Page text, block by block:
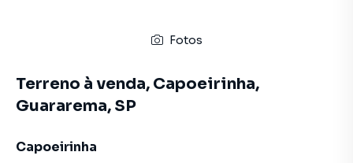
Fotos
Terreno à venda, Capoeirinha,
Guararema, SP
Capoeirinha